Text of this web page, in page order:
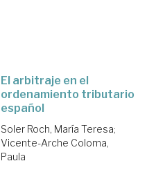
El arbitraje en el
ordenamiento tributario
español
Soler Roch, María Teresa;
Vicente-Arche Coloma,
Paula